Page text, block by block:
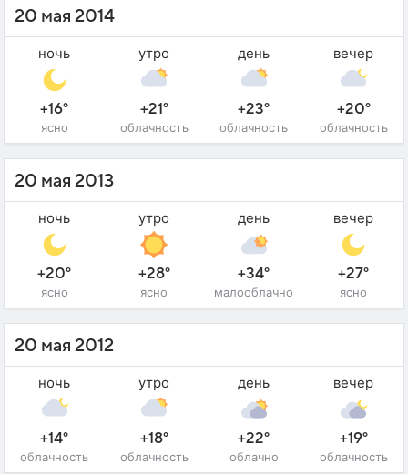
20 мая 2014
ночь
+16°
ясно
утро
+21°
облачность
день
+23°
облачность
вечер
+20°
облачность
20 мая 2013
ночь
+20°
ясно
утро
+28°
ясно
день
+34°
малооблачно
вечер
+27°
ясно
20 мая 2012
ночь
+14°
облачность
утро
+18°
облачность
день
+22°
облачно
вечер
+19°
облачность